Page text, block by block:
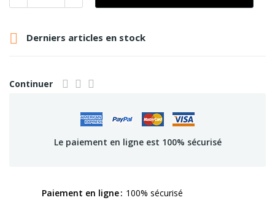
 Derniers articles en stock
Continuer
Le paiement en ligne est 100% sécurisé
Paiement en ligne 100% sécurisé